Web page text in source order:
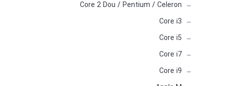
Core 2 Dou / Pentium / Celeron
Core i3
Core i5
Core i7
Core i9